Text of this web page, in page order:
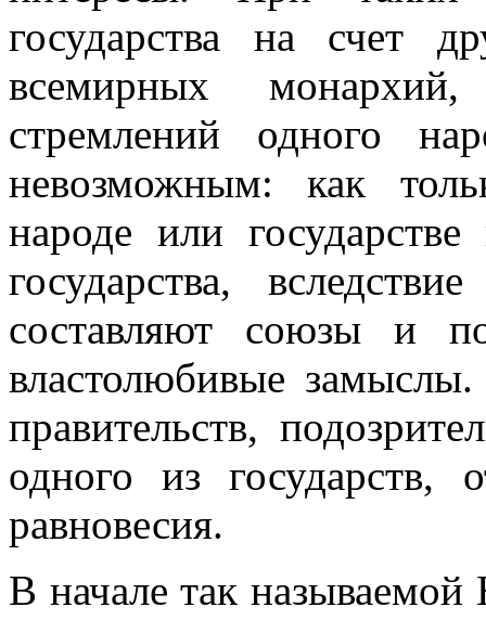
государства на счет
всемирных монархий,
стремлений одного
невозможным: как
народе или
государства,
составляют союзы и
властолюбивые
правительств,
одного из государств,
равновесия.
В начале так